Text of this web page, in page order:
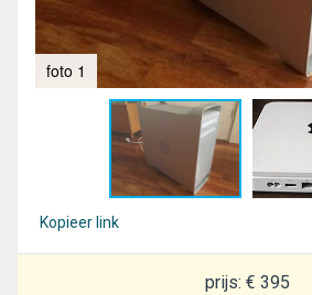
foto 1
Kopieer link
prijs: € 395